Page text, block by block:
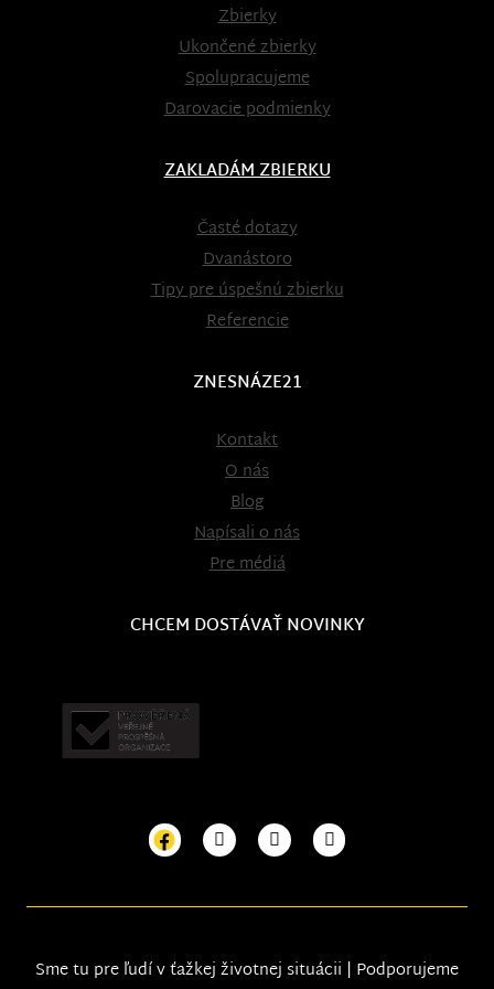
Zbierky
Ukončené zbierky
Spolupracujeme
Darovacie podmienky
ZAKLADÁM ZBIERKU
Časté dotazy
Dvanástoro
Tipy pre úspešnú zbierku
Referencie
ZNESNÁZE21
Kontakt
O nás
Blog
Napísali o nás
Pre médiá
CHCEM DOSTÁVAŤ NOVINKY
Sme tu pre ľudí v ťažkej životnej situácii | Podporujeme